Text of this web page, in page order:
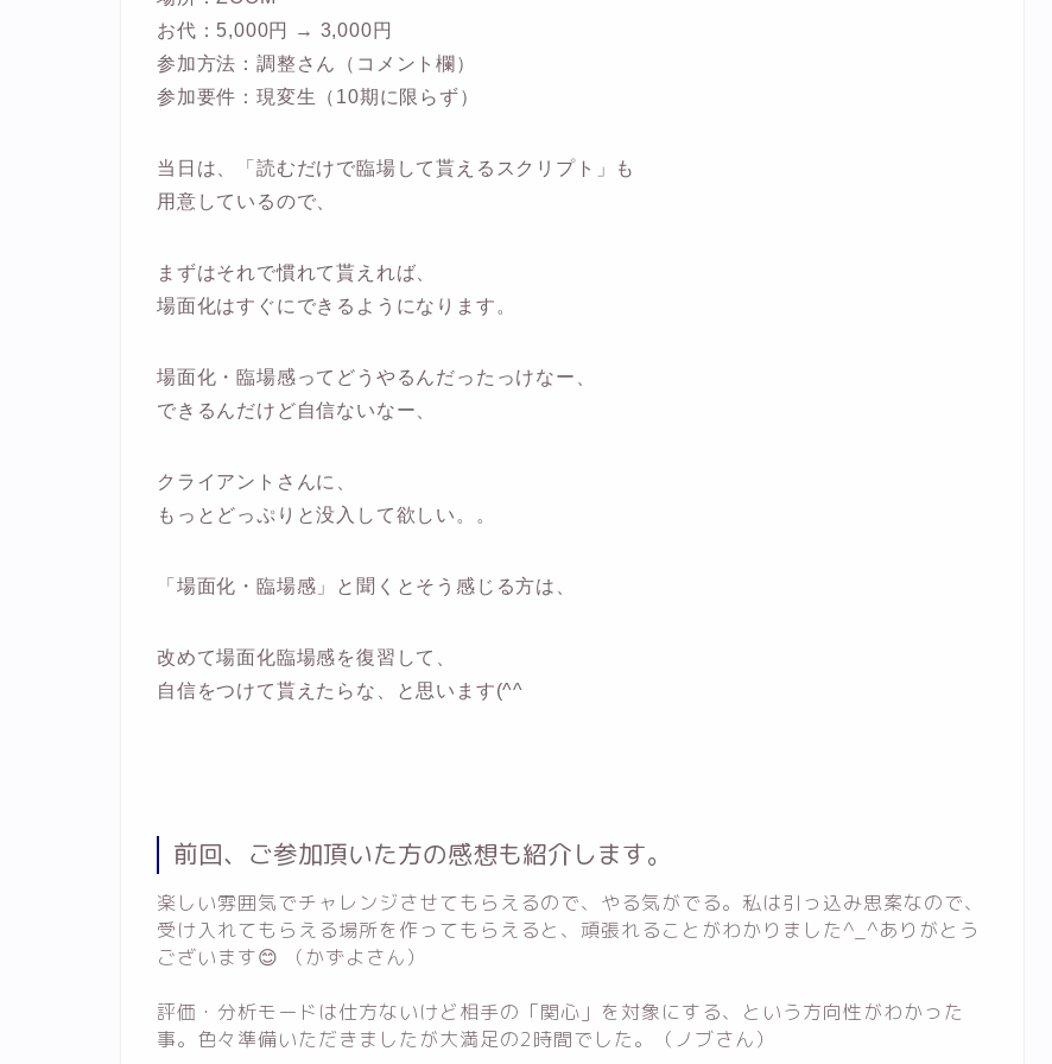
お代：5,000円 → 3,000円
参加方法：調整さん（コメント欄）
参加要件：現変生（10期に限らず）
当日は、「読むだけで臨場して貰えるスクリプト」も
用意しているので、
まずはそれで慣れて貰えれば、
場面化はすぐにできるようになります。
場面化・臨場感ってどうやるんだったっけなー、
できるんだけど自信ないなー、
クライアントさんに、
もっとどっぷりと没入して欲しい。。
「場面化・臨場感」と聞くとそう感じる方は、
改めて場面化臨場感を復習して、
自信をつけて貰えたらな、と思います(^^
前回、ご参加頂いた方の感想も紹介します。
楽しい雰囲気でチャレンジさせてもらえるので、やる気がでる。私は引っ込み思案なので、
受け入れてもらえる場所を作ってもらえると、頑張れることがわかりました^_^ありがとう
ございます😊 （かずよさん）
評価・分析モードは仕方ないけど相手の「関心」を対象にする、という方向性がわかった
事。色々準備いただきましたが大満足の2時間でした。（ノブさん）